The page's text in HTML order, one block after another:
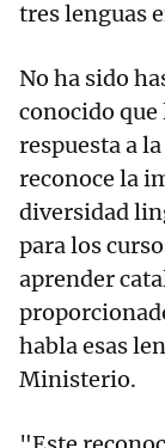
tres lenguas
No ha sido
conocido que
respuesta a
reconoce la
diversidad
para los
aprender
habla esas
Ministerio.